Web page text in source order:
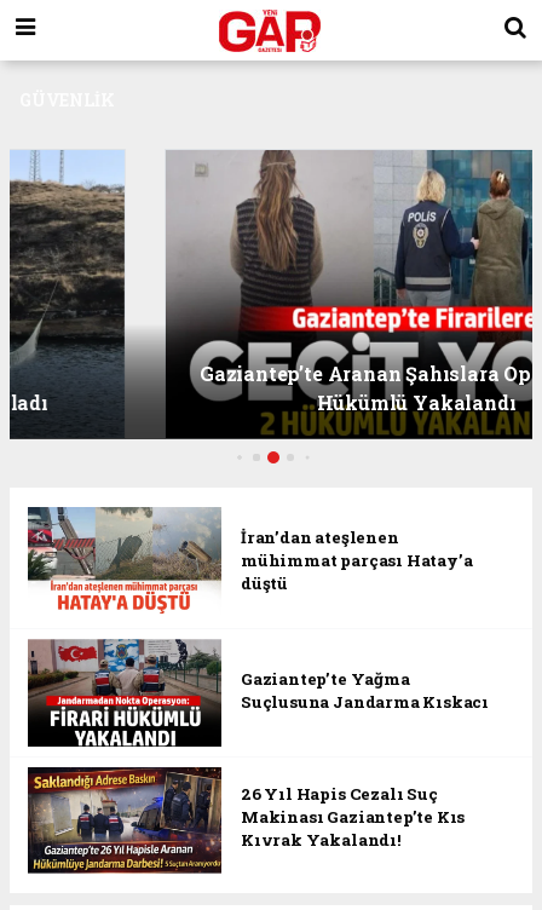
Gaziantep’te Aranan Şahıslara Operasyon: 2
Hükümlü Yakalandı
İran’dan ateşlenen
mühimmat parçası Hatay’a
düştü
Gaziantep’te Yağma
Suçlusuna Jandarma Kıskacı
26 Yıl Hapis Cezalı Suç
Makinası Gaziantep’te Kıs
Kıvrak Yakalandı!